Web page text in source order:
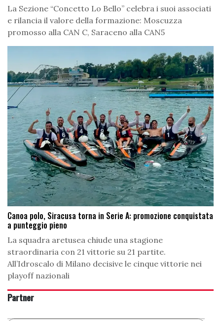
La Sezione “Concetto Lo Bello” celebra i suoi associati
e rilancia il valore della formazione: Moscuzza
promosso alla CAN C, Saraceno alla CAN5
Canoa polo, Siracusa torna in Serie A: promozione conquistata
a punteggio pieno
La squadra aretusea chiude una stagione
straordinaria con 21 vittorie su 21 partite.
All’Idroscalo di Milano decisive le cinque vittorie nei
playoff nazionali
Partner